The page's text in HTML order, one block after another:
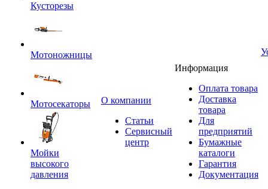
Кусторезы
Мотоножницы
Мотосекаторы
Мойки
высокого
давления
O компании
Статьи
Сервисный
центр
Информация
Оплата товара
Доставка
товара
Для
предприятий
Бумажные
каталоги
Гарантия
Документация